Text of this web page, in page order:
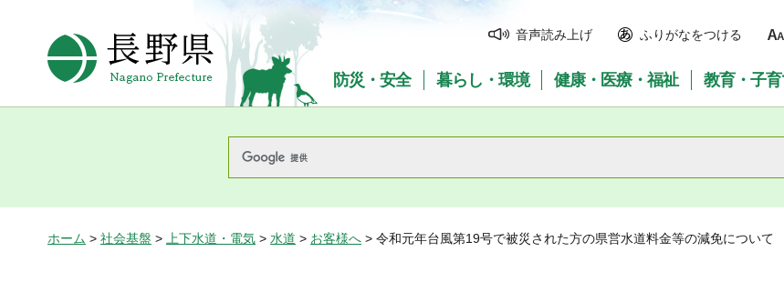
長野県Nagano Prefecture
音声読み上げ ふりがなをつける
防災・安全 暮らし・環境 健康・医療・福祉 教育・子
ホーム > 社会基盤 > 上下水道・電気 > 水道 > お客様へ > 令和元年台風第19号で被災された方の県営水道料金等の減免について